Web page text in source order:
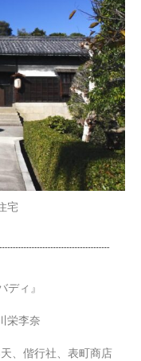
宅
ディ』
栄李奈
、偕行社、表町商店